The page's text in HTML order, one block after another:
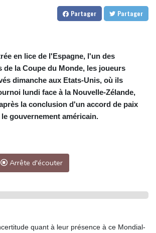
un demi-siècle
Partager Partager
en lice de l'Espagne, l'un des
de la Coupe du Monde, les joueurs
dimanche aux Etats-Unis, où ils
lundi face à la Nouvelle-Zélande,
la conclusion d'un accord de paix
gouvernement américain.
Arrête d'écouter
quant à leur présence à ce Mondial-